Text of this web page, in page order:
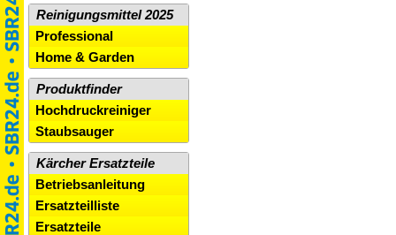
Reinigungsmittel 2025
Professional
Home & Garden
Produktfinder
Hochdruckreiniger
Staubsauger
Kärcher Ersatzteile
Betriebsanleitung
Ersatzteilliste
Ersatzteile